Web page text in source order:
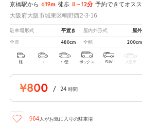
京橋駅から 619m 徒歩 8～12分 予約できてオスス
大阪府大阪市城東区鴫野西2-3-16
駐車場形式 平置き 屋内外形式 屋外
全長 480cm 全幅 200cm
軽 コ 中型 ボックス SUV 大型車
¥800 / 24 時間
964 人がお気に入りの駐車場